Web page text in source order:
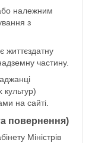
належним
з
життєздатну
частину.
культур)
на сайті.
повернення)
Міністрів